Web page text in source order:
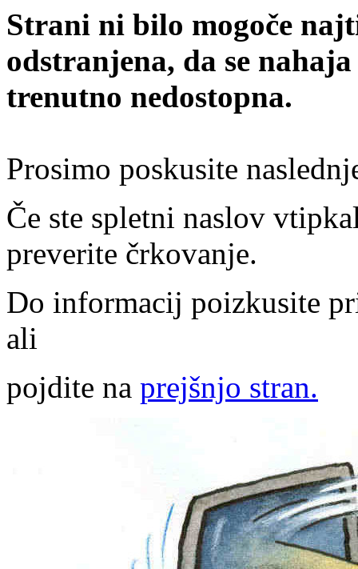
Strani ni bilo mogoče
odstranjena, da se
trenutno nedostopna.
Prosimo poskusite
Če ste spletni naslov
preverite črkovanje.
Do informacij poizkusite
ali
pojdite na prejšnjo stran.